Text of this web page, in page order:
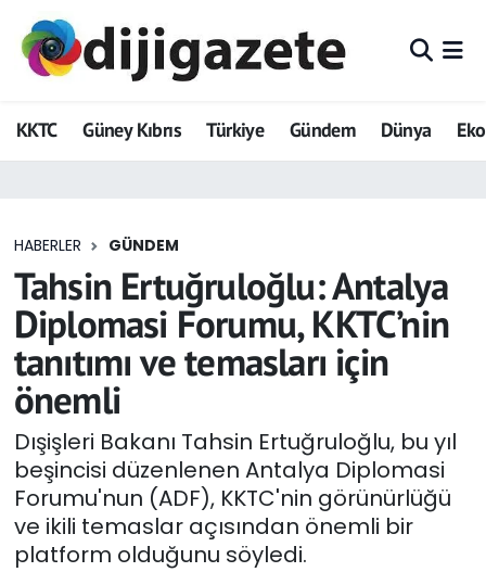
KKTC Güney Kıbrıs Türkiye Gündem Dünya
HABERLER GÜNDEM
Tahsin Ertuğruloğlu: Antalya
Diplomasi Forumu, KKTC’nin
tanıtımı ve temasları için
önemli
Dışişleri Bakanı Tahsin Ertuğruloğlu, bu yıl
beşincisi düzenlenen Antalya Diplomasi
Forumu'nun (ADF), KKTC'nin görünürlüğü
ve ikili temaslar açısından önemli bir
platform olduğunu söyledi.
ADVERTORIAL
Dijigazete
Eğitim
Ekonomi
Foto Galeri
GEZİ
Güncel
Gündem
Hava Durumu
Trafik Durumu
Tüm Manşetler
Son Dakika Haberleri
Haber Arşivi